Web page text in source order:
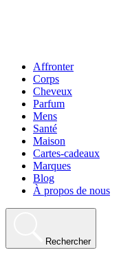
Affronter
Corps
Cheveux
Parfum
Mens
Santé
Maison
Cartes-cadeaux
Marques
Blog
À propos de nous
Rechercher